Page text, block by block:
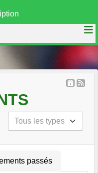
passés